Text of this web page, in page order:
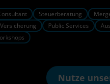
Steuerberatung
Versicherung Public Services
Nutze